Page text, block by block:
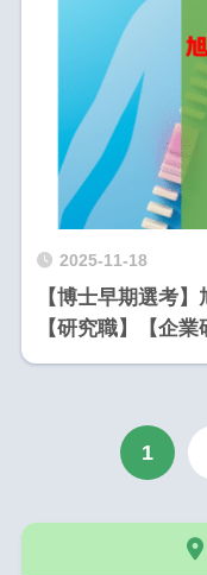
2025-11-18
【博士早期選考
【研究職】【企業
1